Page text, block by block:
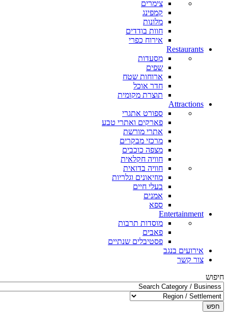
צימרים
קמפינג
מלונות
חוות בודדים
אירוח כפרי
Restaurants
מסעדות
שפים
ארוחות שטח
חדר אוכל
תוצרת מקומית
Attractions
ספורט אתגרי
פארקים ואתרי טבע
אתרי מורשת
מרכזי מבקרים
מצפה כוכבים
חוויה חקלאית
חוויה בדואית
מוזיאונים וגלריות
בעלי חיים
אמנים
ספא
Entertainment
מוסדות תרבות
פאבים
פסטיבלים שנתיים
אירועים בנגב
צור קשר
חיפוש
חפש